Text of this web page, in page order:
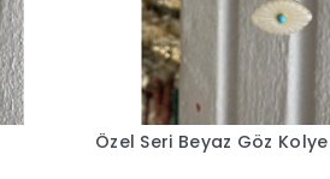
Sepete Ekle
Özel Seri Beyaz Göz Kolye